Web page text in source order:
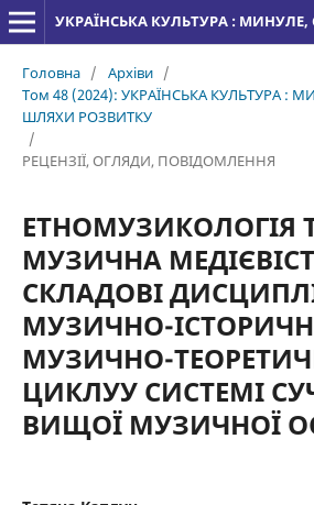
Головна / Архіви /
Том 48 (2024): УКРАЇНСЬКА КУЛЬТУРА :
ШЛЯХИ РОЗВИТКУ
/
РЕЦЕНЗІЇ, ОГЛЯДИ, ПОВІДОМЛЕННЯ
ЕТНОМУЗИКОЛОГІЯ
МУЗИЧНА
СКЛАДОВІ
МУЗИЧНО-
МУЗИЧНО-
ЦИКЛУУ СИСТЕМІ
ВИЩОЇ МУЗИЧНОЇ